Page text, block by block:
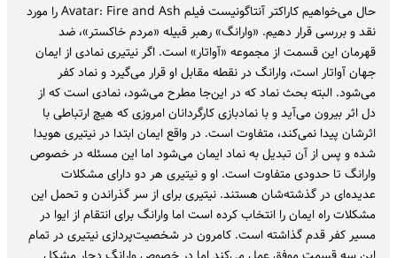
حال می‌خواهیم کاراکتر آنتاگونیست فیلم Avatar: Fire and Ash را مورد
نقد و بررسی قرار دهیم. «وارانگ» رهبر قبیله «مردم خاکستر»، ضد
قهرمان این قسمت از مجموعه «آواتار» است. اگر نیتیری نمادی از ایمان
جهان آواتار است، وارانگ در نقطه مقابل او قرار می‌گیرد و نماد کفر
می‌شود. البته بحث نماد که در این‌جا مطرح می‌شود، نمادی است که از
دل اثر بیرون می‌آید و با نمادبازی‌ کارگردانان امروزی که هیچ ارتباطی با
اثرشان پیدا نمی‌کند، متفاوت است. در واقع ایمان ابتدا در نیتیری هویدا
شده و پس از آن تبدیل به نماد ایمان می‌شود اما این مسئله در خصوص
وارانگ تا حدودی متفاوت است. او و نیتیری هر دو دارای مشکلات
عدیده‌ای در گذشته‌شان هستند. نیتیری برای از سر گذراندن و تحمل این
مشکلات راه ایمان را انتخاب کرده است اما وارانگ برای انتقام از ایوا در
مسیر کفر قدم گذاشته است. کامرون در شخصیت‌پردازی نیتیری در تمام